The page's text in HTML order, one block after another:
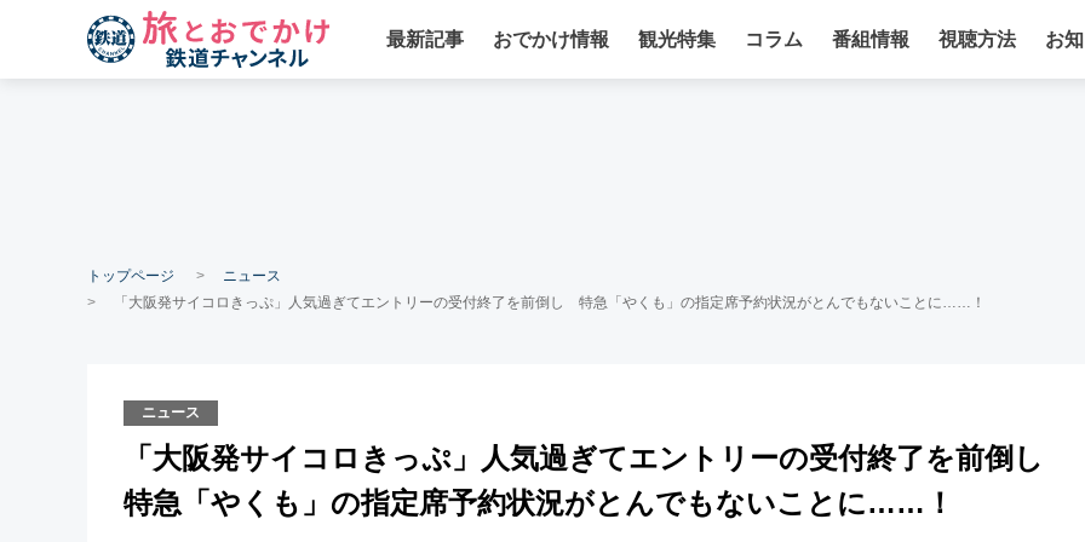
最新記事 おでかけ情報 観光特集 コラム 番組情報 視聴方法 お
トップページ
ニュース
「大阪発サイコロきっぷ」人気過ぎてエントリーの受付終了を前倒し 特急「やくも」の指定席予約状況がとんでもないことに……！
ニュース
「大阪発サイコロきっぷ」人気過ぎてエントリーの受付終了を前倒し
特急「やくも」の指定席予約状況がとんでもないことに……！